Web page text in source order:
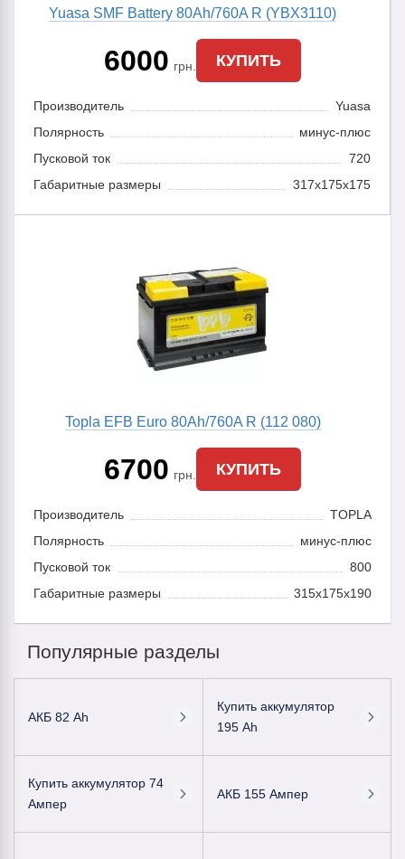
Yuasa SMF Battery 80Ah/760A R (YBX3110)
6000 грн. КУПИТЬ
Производитель
Yuasa
Полярность
минус-плюс
Пусковой ток
720
Габаритные размеры
317x175x175
Topla EFB Euro 80Ah/760A R (112 080)
6700 грн. КУПИТЬ
Производитель
TOPLA
Полярность
минус-плюс
Пусковой ток
800
Габаритные размеры
315x175x190
Популярные разделы
АКБ 82 Ah
Купить аккумулятор
195 Ah
Купить аккумулятор 74
Ампер
АКБ 155 Ампер